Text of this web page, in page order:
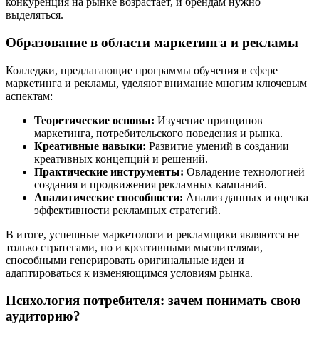
выделяться.
Образование в области маркетинга и рекламы
Колледжи, предлагающие программы обучения в сфере
маркетинга и рекламы, уделяют внимание многим ключевым
аспектам:
Теоретические основы: Изучение принципов
маркетинга, потребительского поведения и рынка.
Креативные навыки: Развитие умений в создании
креативных концепций и решений.
Практические инструменты: Овладение технологией
создания и продвижения рекламных кампаний.
Аналитические способности: Анализ данных и оценка
эффективности рекламных стратегий.
В итоге, успешные маркетологи и рекламщики являются не
только стратегами, но и креативными мыслителями,
способными генерировать оригинальные идеи и
адаптироваться к изменяющимся условиям рынка.
Психология потребителя: зачем понимать свою
аудиторию?